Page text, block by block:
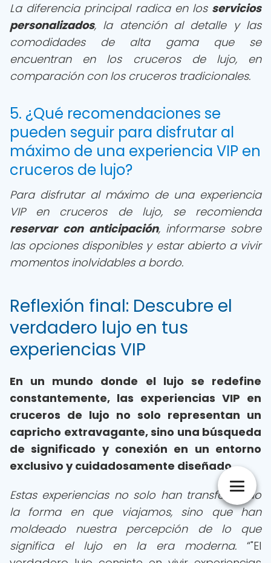
La diferencia principal radica en los servicios
personalizados, la atención al detalle y las
comodidades de alta gama que se
encuentran en los cruceros de lujo, en
comparación con los cruceros tradicionales.
5. ¿Qué recomendaciones se
pueden seguir para disfrutar al
máximo de una experiencia VIP en
cruceros de lujo?
Para disfrutar al máximo de una experiencia
VIP en cruceros de lujo, se recomienda
reservar con anticipación, informarse sobre
las opciones disponibles y estar abierto a vivir
momentos inolvidables a bordo.
Reflexión final: Descubre el
verdadero lujo en tus
experiencias VIP
En un mundo donde el lujo se redefine
constantemente, las experiencias VIP en
cruceros de lujo no solo representan un
capricho extravagante, sino una búsqueda
de significado y conexión en un entorno
exclusivo y cuidadosamente diseñado.
Estas experiencias no solo han transformado
la forma en que viajamos, sino que han
moldeado nuestra percepción de lo que
significa el lujo en la era moderna.
"El